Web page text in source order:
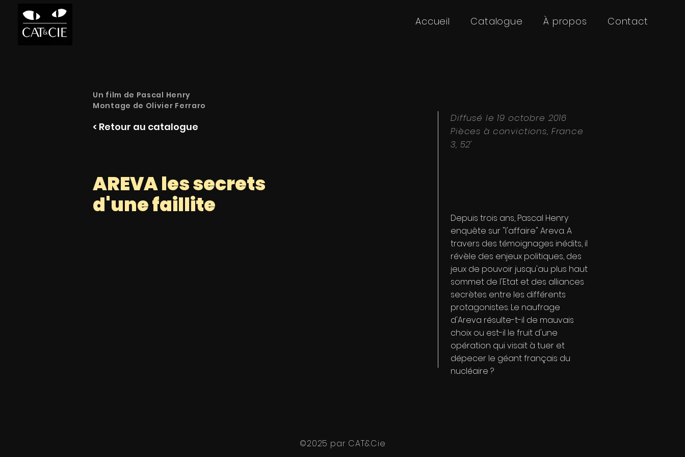
Accueil Catalogue À propos Contact
Un film de Pascal Henry
Montage de Olivier Ferraro
< Retour au catalogue
Diffusé le 19 octobre 2016
Pièces à convictions, France
3, 52'
AREVA les secrets
d'une faillite
Depuis trois ans, Pascal Henry
enquête sur "l'affaire" Areva. A
travers des témoignages inédits, il
révèle des enjeux politiques, des
jeux de pouvoir jusqu'au plus haut
sommet de l'Etat et des alliances
secrètes entre les différents
protagonistes. Le naufrage
d'Areva résulte-t-il de mauvais
choix ou est-il le fruit d'une
opération qui visait à tuer et
dépecer le géant français du
nucléaire ?
©2025 par CAT&Cie